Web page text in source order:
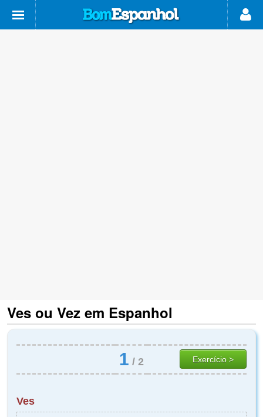
Ves ou Vez em Espanhol
1 / 2 Exercício >
Ves